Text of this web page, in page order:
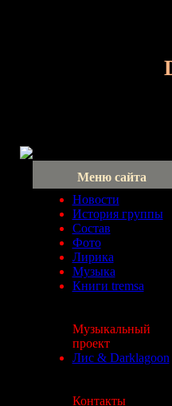
Меню сайта
Новости
История группы
Состав
Фото
Лирика
Музыка
Книги tremsa
Музыкальный
проект
Лис & Darklagoon
Контакты